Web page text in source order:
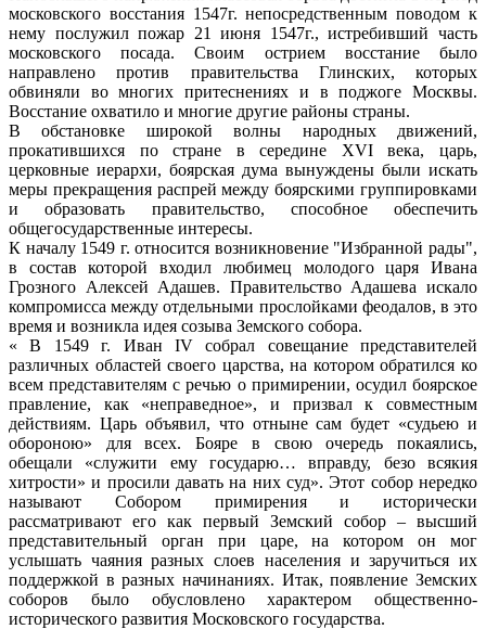
московского восстания 1547г. непосредственным поводом к
нему послужил пожар 21 июня 1547г., истребивший часть
московского посада. Своим острием восстание было
направлено против правительства Глинских, которых
обвиняли во многих притеснениях и в поджоге Москвы.
Восстание охватило и многие другие районы страны.
В обстановке широкой волны народных движений,
прокатившихся по стране в середине XVI века, царь,
церковные иерархи, боярская дума вынуждены были искать
меры прекращения распрей между боярскими группировками
и образовать правительство, способное обеспечить
общегосударственные интересы.
К началу 1549 г. относится возникновение "Избранной рады",
в состав которой входил любимец молодого царя Ивана
Грозного Алексей Адашев. Правительство Адашева искало
компромисса между отдельными прослойками феодалов, в это
время и возникла идея созыва Земского собора.
« В 1549 г. Иван IV собрал совещание представителей
различных областей своего царства, на котором обратился ко
всем представителям с речью о примирении, осудил боярское
правление, как «неправедное», и призвал к совместным
действиям. Царь объявил, что отныне сам будет «судьею и
обороною» для всех. Бояре в свою очередь покаялись,
обещали «служити ему государю… вправду, безо всякия
хитрости» и просили давать на них суд». Этот собор нередко
называют Собором примирения и исторически
рассматривают его как первый Земский собор – высший
представительный орган при царе, на котором он мог
услышать чаяния разных слоев населения и заручиться их
поддержкой в разных начинаниях. Итак, появление Земских
соборов было обусловлено характером общественно-
исторического развития Московского государства.